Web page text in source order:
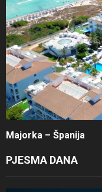
Majorka – Španija
PJESMA DANA